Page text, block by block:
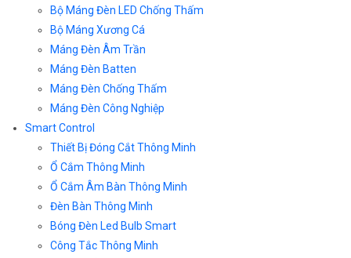
Bộ Máng Đèn LED Chống Thấm
Bộ Máng Xương Cá
Máng Đèn Âm Trần
Máng Đèn Batten
Máng Đèn Chống Thấm
Máng Đèn Công Nghiệp
Smart Control
Thiết Bị Đóng Cắt Thông Minh
Ổ Cắm Thông Minh
Ổ Cắm Âm Bàn Thông Minh
Đèn Bàn Thông Minh
Bóng Đèn Led Bulb Smart
Công Tắc Thông Minh